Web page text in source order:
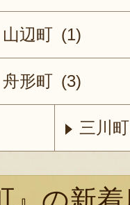
山辺町 (1)
舟形町 (3)
三川